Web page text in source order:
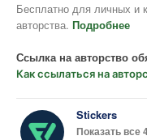
Бесплатно для личных и
авторства. Подробнее
Ссылка на авторство
Как ссылаться на
Stickers
Показать все